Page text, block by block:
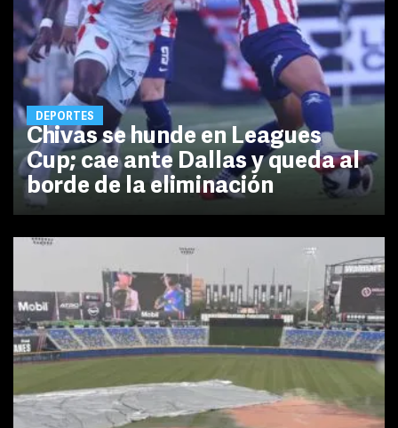
DEPORTES
Chivas se hunde en Leagues
Cup; cae ante Dallas y queda al
borde de la eliminación